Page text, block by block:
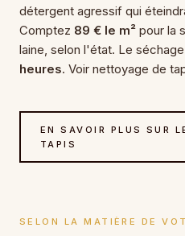
détergent agressif qui
Comptez 89 € le m² pour la
laine, selon l'état. Le
heures. Voir nettoyage de
EN SAVOIR PLUS SUR
TAPIS
SELON LA MATIÈRE DE